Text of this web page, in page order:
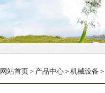
网站首页 > 产品中心 > 机械设备 >